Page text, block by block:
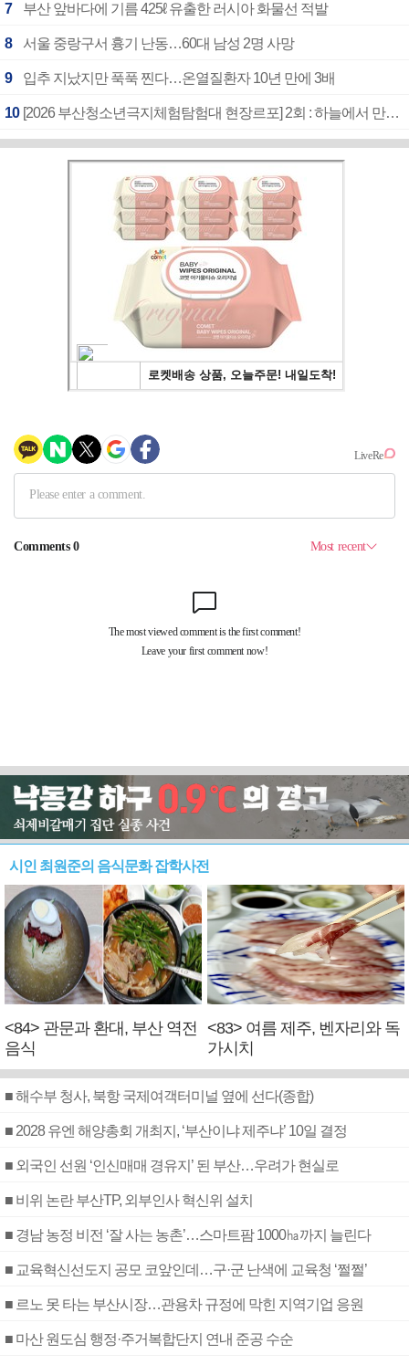
7 부산 앞바다에 기름 425ℓ 유출한 러시아 화물선 적발
8 서울 중랑구서 흉기 난동…60대 남성 2명 사망
9 입추 지났지만 푹푹 찐다…온열질환자 10년 만에 3배
10 [2026 부산청소년극지체험탐험대 현장르포] 2회 : 하늘에서 만난 얼음의 나라
시인 최원준의 음식문화 잡학사전
<84> 관문과 환대, 부산 역전
음식
<83> 여름 제주, 벤자리와 독
가시치
■ 해수부 청사, 북항 국제여객터미널 옆에 선다(종합)
■ 2028 유엔 해양총회 개최지, ‘부산이냐 제주냐’ 10일 결정
■ 외국인 선원 ‘인신매매 경유지’ 된 부산…우려가 현실로
■ 비위 논란 부산TP, 외부인사 혁신위 설치
■ 경남 농정 비전 ‘잘 사는 농촌’…스마트팜 1000㏊까지 늘린다
■ 교육혁신선도지 공모 코앞인데…구·군 난색에 교육청 ‘쩔쩔’
■ 르노 못 타는 부산시장…관용차 규정에 막힌 지역기업 응원
■ 마산 원도심 행정·주거복합단지 연내 준공 수순